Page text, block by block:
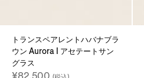
トランスペアレントハバナブラ
ウン Aurora I アセテートサン
グラス